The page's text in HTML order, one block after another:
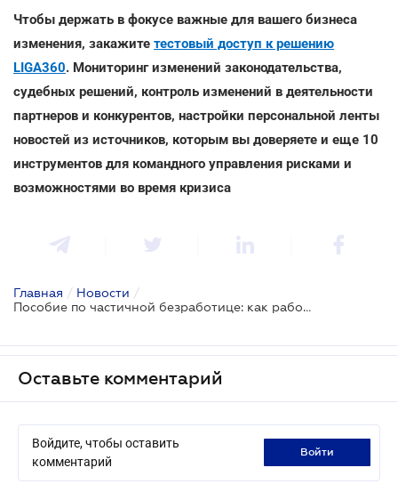
Чтобы держать в фокусе важные для вашего бизнеса
изменения, закажите тестовый доступ к решению
LIGA360. Мониторинг изменений законодательства,
судебных решений, контроль изменений в деятельности
партнеров и конкурентов, настройки персональной ленты
новостей из источников, которым вы доверяете и еще 10
инструментов для командного управления рисками и
возможностями во время кризиса
Главная / Новости /
Пособие по частичной безработице: как работодателям получить финансовую поддержку
Оставьте комментарий
Войдите, чтобы оставить
комментарий
войти